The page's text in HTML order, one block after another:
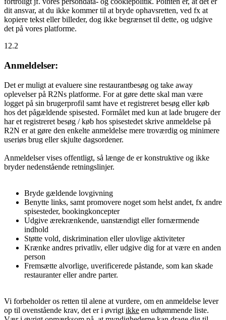
dit ansvar, at du ikke kommer til at bryde ophavsretten, ved fx at
kopiere tekst eller billeder, dog ikke begrænset til dette, og udgive
det på vores platforme.
12.2
Anmeldelser:
Det er muligt at evaluere sine restaurantbesøg og take away
oplevelser på R2Ns platforme. For at gøre dette skal man være
logget på sin brugerprofil samt have et registreret besøg eller køb
hos det pågældende spisested. Formålet med kun at lade brugere der
har et registreret besøg / køb hos spisestedet skrive anmeldelse på
R2N er at gøre den enkelte anmeldelse mere troværdig og minimere
useriøs brug eller skjulte dagsordener.
Anmeldelser vises offentligt, så længe de er konstruktive og ikke
bryder nedenstående retningslinjer.
Bryde gældende lovgivning
Benytte links, samt promovere noget som helst andet, fx andre
spisesteder, bookingkoncepter
Udgive ærekrænkende, uanstændigt eller fornærmende
indhold
Støtte vold, diskrimination eller ulovlige aktiviteter
Krænke andres privatliv, eller udgive dig for at være en anden
person
Fremsætte alvorlige, uverificerede påstande, som kan skade
restauranter eller andre parter.
Vi forbeholder os retten til alene at vurdere, om en anmeldelse lever
op til ovenstående krav, det er i øvrigt ikke en udtømmende liste.